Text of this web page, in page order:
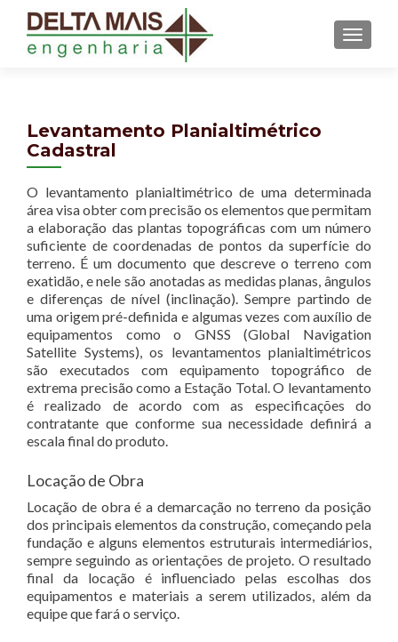
MENU
Levantamento Planialtimétrico
Cadastral
O levantamento planialtimétrico de uma determinada
área visa obter com precisão os elementos que permitam
a elaboração das plantas topográficas com um número
suficiente de coordenadas de pontos da superfície do
terreno. É um documento que descreve o terreno com
exatidão, e nele são anotadas as medidas planas, ângulos
e diferenças de nível (inclinação). Sempre partindo de
uma origem pré-definida e algumas vezes com auxílio de
equipamentos como o GNSS (Global Navigation
Satellite Systems), os levantamentos planialtimétricos
são executados com equipamento topográfico de
extrema precisão como a Estação Total. O levantamento
é realizado de acordo com as especificações do
contratante que conforme sua necessidade definirá a
escala final do produto.
Locação de Obra
Locação de obra é a demarcação no terreno da posição
dos principais elementos da construção, começando pela
fundação e alguns elementos estruturais intermediários,
sempre seguindo as orientações de projeto. O resultado
final da locação é influenciado pelas escolhas dos
equipamentos e materiais a serem utilizados, além da
equipe que fará o serviço.